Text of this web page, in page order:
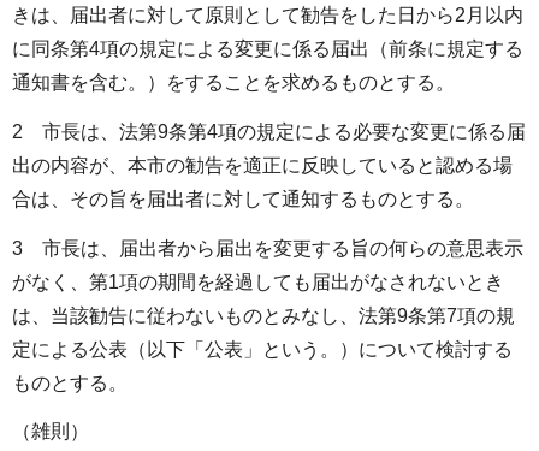
きは、届出者に対して原則として勧告をした日から2月以内
に同条第4項の規定による変更に係る届出（前条に規定する
通知書を含む。）をすることを求めるものとする。
2 市長は、法第9条第4項の規定による必要な変更に係る届
出の内容が、本市の勧告を適正に反映していると認める場
合は、その旨を届出者に対して通知するものとする。
3 市長は、届出者から届出を変更する旨の何らの意思表示
がなく、第1項の期間を経過しても届出がなされないとき
は、当該勧告に従わないものとみなし、法第9条第7項の規
定による公表（以下「公表」という。）について検討する
ものとする。
（雑則）